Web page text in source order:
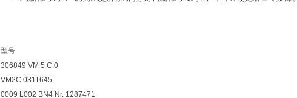
型号
306849 VM 5 C.0
VM2C.0311645
0009 L002 BN4 Nr. 1287471